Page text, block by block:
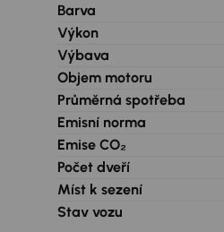
Barva
Výkon
Výbava
Objem motoru
Průměrná spotřeba
Emisní norma
Emise CO₂
Počet dveří
Míst k sezení
Stav vozu